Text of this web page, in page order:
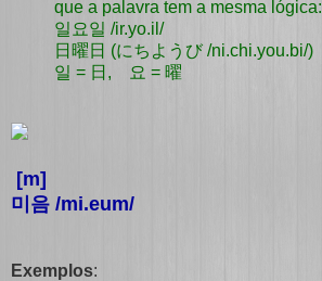
que a palavra tem a mesma lógica:
일요일 /ir.yo.il/
日曜日 (にちようび /ni.chi.you.bi/)
일 = 日, 요 = 曜
[m]
미음 /mi.eum/
Exemplos: